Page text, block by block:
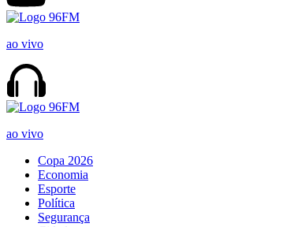
ao vivo
ao vivo
Copa 2026
Economia
Esporte
Política
Segurança